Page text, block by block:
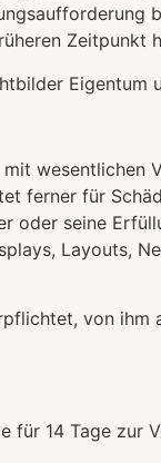
Zeitpunkt
Eigentum
ferner für
oder seine
Layouts,
von ihm
für 14 Tage zur